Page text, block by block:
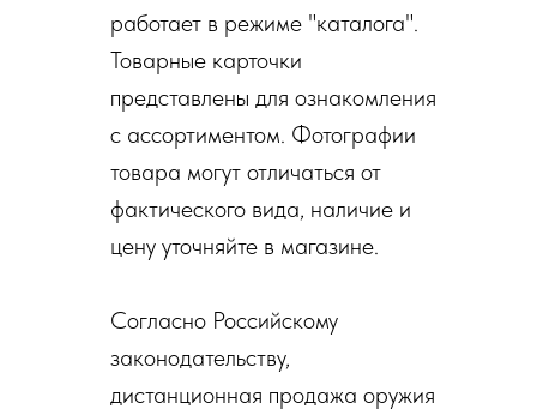
работает в режиме "каталога".
Товарные карточки
представлены для ознакомления
с ассортиментом. Фотографии
товара могут отличаться от
фактического вида, наличие и
цену уточняйте в магазине.
Согласно Российскому
законодательству,
дистанционная продажа оружия